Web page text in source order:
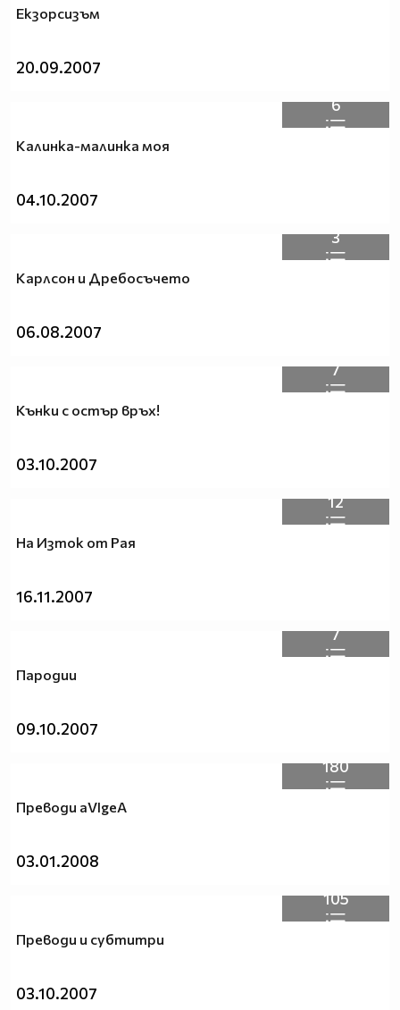
Екзорсизъм
20.09.2007
6
Калинка-малинка моя
04.10.2007
3
Карлсон и Дребосъчето
06.08.2007
7
Кънки с остър връх!
03.10.2007
12
На Изток от Рая
16.11.2007
7
Пародии
09.10.2007
180
Преводи aVIgeA
03.01.2008
105
Преводи и субтитри
03.10.2007